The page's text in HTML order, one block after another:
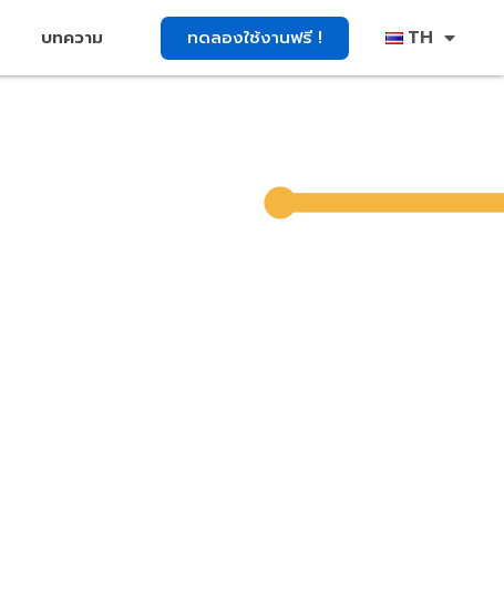
บทความ ทดลองใช้งานฟรี ! TH